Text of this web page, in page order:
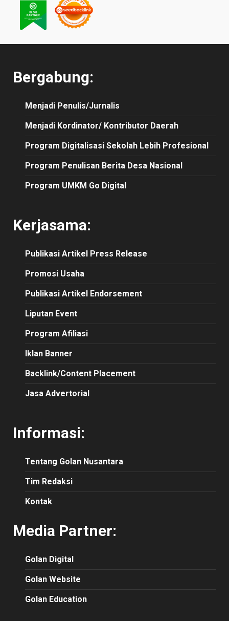
Bergabung:
Menjadi Penulis/Jurnalis
Menjadi Kordinator/ Kontributor Daerah
Program Digitalisasi Sekolah Lebih Profesional
Program Penulisan Berita Desa Nasional
Program UMKM Go Digital
Kerjasama:
Publikasi Artikel Press Release
Promosi Usaha
Publikasi Artikel Endorsement
Liputan Event
Program Afiliasi
Iklan Banner
Backlink/Content Placement
Jasa Advertorial
Informasi:
Tentang Golan Nusantara
Tim Redaksi
Kontak
Media Partner:
Golan Digital
Golan Website
Golan Education